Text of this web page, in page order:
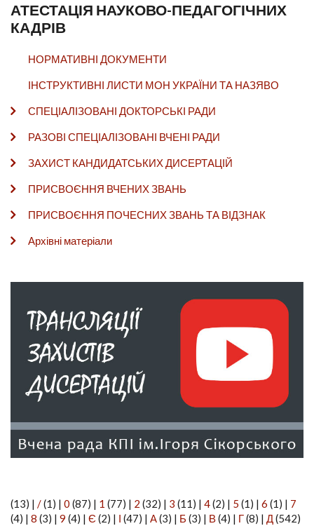
АТЕСТАЦІЯ НАУКОВО-ПЕДАГОГІЧНИХ
КАДРІВ
НОРМАТИВНІ ДОКУМЕНТИ
ІНСТРУКТИВНІ ЛИСТИ МОН УКРАЇНИ ТА НАЗЯВО
СПЕЦІАЛІЗОВАНІ ДОКТОРСЬКІ РАДИ
РАЗОВІ СПЕЦІАЛІЗОВАНІ ВЧЕНІ РАДИ
ЗАХИСТ КАНДИДАТСЬКИХ ДИСЕРТАЦІЙ
ПРИСВОЄННЯ ВЧЕНИХ ЗВАНЬ
ПРИСВОЄННЯ ПОЧЕСНИХ ЗВАНЬ ТА ВІДЗНАК
Архівні матеріали
(13) | /(1) | 0 (87) | 1 (77) | 2 (32) | 3 (11) | 4(2) | 5 (1) | 6 (1) | 7
(4) | 8 (3) | 9 (4) | Є (2) | І (47) | А(3) | Б (3) | В(4) | Г(8) | Д(542)